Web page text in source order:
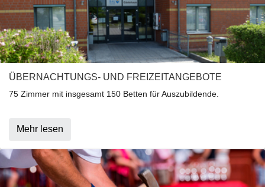
ÜBERNACHTUNGS- UND FREIZEITANGEBOTE
75 Zimmer mit insgesamt 150 Betten für Auszubildende.
Mehr lesen